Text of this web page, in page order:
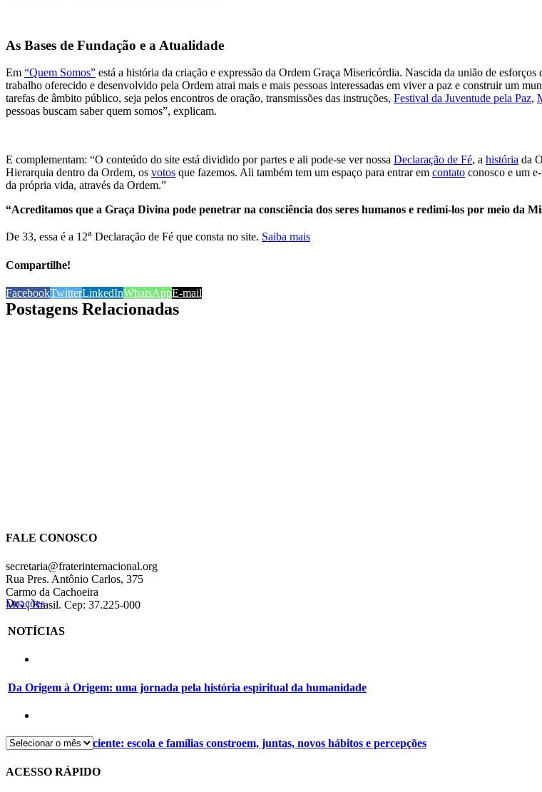
As Bases de Fundação e a Atualidade
Em “Quem Somos” está a história da criação e expressão da Ordem Graça Misericórdia. Nascida da união de esforços
trabalho oferecido e desenvolvido pela Ordem atrai mais e mais pessoas interessadas em viver a paz e construir um
tarefas de âmbito público, seja pelos encontros de oração, transmissões das instruções, Festival da Juventude pela Paz,
pessoas buscam saber quem somos”, explicam.
E complementam: “O conteúdo do site está dividido por partes e ali pode-se ver nossa Declaração de Fé, a história da
Hierarquia dentro da Ordem, os votos que fazemos. Ali também tem um espaço para entrar em contato conosco e um
da própria vida, através da Ordem.”
“Acreditamos que a Graça Divina pode penetrar na consciência dos seres humanos e redimí-los por meio da
De 33, essa é a 12a Declaração de Fé que consta no site. Saiba mais
Compartilhe!
FacebookTwitterLinkedInWhatsAppE-mail
Postagens Relacionadas
FALE CONOSCO
secretaria@fraterinternacional.org
Rua Pres. Antônio Carlos, 375
Carmo da Cachoeira
MG | Brasil. Cep: 37.225-000
Doações
NOTÍCIAS
Da Origem à Origem: uma jornada pela história espiritual da humanidade
Alimentação consciente: escola e famílias constroem, juntas, novos hábitos e percepções
ACESSO RÁPIDO